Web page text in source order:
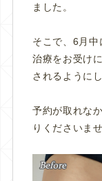
ました。
そこで、6月中
治療をお受け
されるように
予約が取れな
りくださいませ